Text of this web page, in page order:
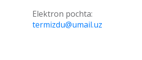
Elektron pochta:
termizdu@umail.uz